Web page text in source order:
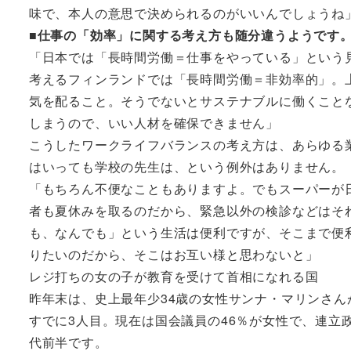
味で、本人の意思で決められるのがいいんでしょうね
■仕事の「効率」に関する考え方も随分違うようです
「日本では「長時間労働＝仕事をやっている」とい
考えるフィンランドでは「長時間労働＝非効率的」
気を配ること。そうでないとサステナブルに働くこ
しまうので、いい人材を確保できません」
こうしたワークライフバランスの考え方は、あらゆ
はいっても学校の先生は、という例外はありません。
「もちろん不便なこともありますよ。でもスーパー
者も夏休みを取るのだから、緊急以外の検診などは
も、なんでも」という生活は便利ですが、そこまで
りたいのだから、そこはお互い様と思わないと」
レジ打ちの女の子が教育を受けて首相になれる国
昨年末は、史上最年少34歳の女性サンナ・マリンさ
すでに3人目。現在は国会議員の46％が女性で、連
代前半です。